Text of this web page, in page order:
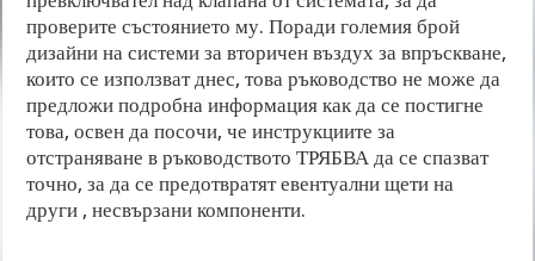
проверите състоянието му. Поради големия брой
дизайни на системи за вторичен въздух за впръскване,
които се използват днес, това ръководство не може да
предложи подробна информация как да се постигне
това, освен да посочи, че инструкциите за
отстраняване в ръководството ТРЯБВА да се спазват
точно, за да се предотвратят евентуални щети на
други , несвързани компоненти.